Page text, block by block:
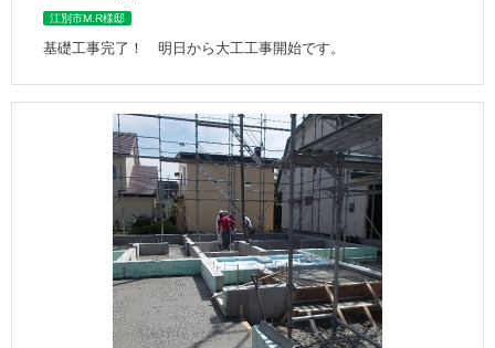
江別市M.R様邸
基礎工事完了！ 明日から大工工事開始です。